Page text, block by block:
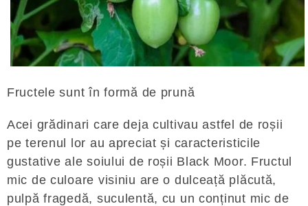
Fructele sunt în formă de prună
Acei grădinari care deja cultivau astfel de roșii
pe terenul lor au apreciat și caracteristicile
gustative ale soiului de roșii Black Moor. Fructul
mic de culoare visiniu are o dulceață plăcută,
pulpă fragedă, suculentă, cu un conținut mic de